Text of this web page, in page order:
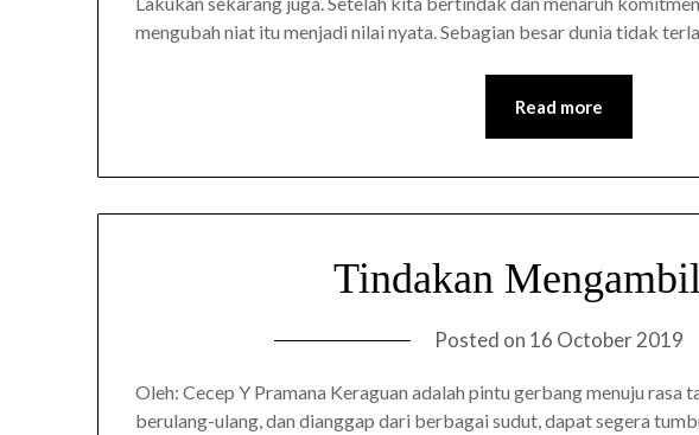
mengubah niat itu menjadi nilai nyata. Sebagian besar dunia tidak
Read more
Tindakan
Posted on 16 October 2019
Oleh: Cecep Y Pramana Keraguan adalah pintu gerbang menuju rasa
berulang-ulang, dan dianggap dari berbagai sudut, dapat segera